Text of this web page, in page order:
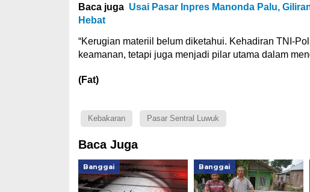
Baca juga Usai Pasar Inpres Manonda Palu,
Hebat
“Kerugian materiil belum diketahui. Kehadiran TNI-
keamanan, tetapi juga menjadi pilar utama dalam
(Fat)
Kebakaran Pasar Sentral Luwuk
Baca Juga
Banggai Banggai